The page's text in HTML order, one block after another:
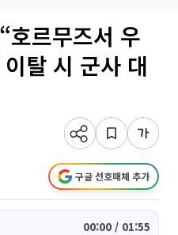
호르무즈서 우
탈 시 군사 대
구글 선호매체 추가
00:00 / 01:55